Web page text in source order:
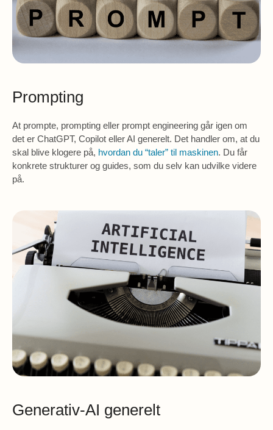
Prompting
At prompte, prompting eller prompt engineering går igen om
det er ChatGPT, Copilot eller AI generelt. Det handler om, at du
skal blive klogere på, hvordan du “taler” til maskinen. Du får
konkrete strukturer og guides, som du selv kan udvilke videre
på.
Generativ-AI generelt